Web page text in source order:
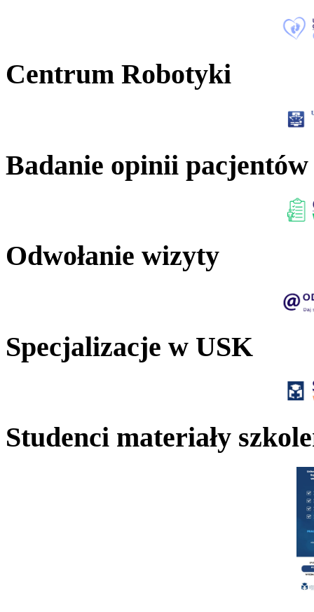
Centrum Robotyki
Badanie opinii pacjentów
Odwołanie wizyty
Specjalizacje w USK
Studenci materiały